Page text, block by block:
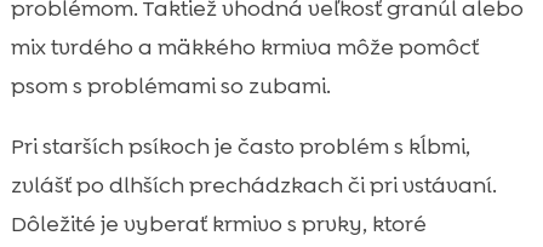
problémom. Taktiež vhodná veľkosť granúl alebo
mix tvrdého a mäkkého krmiva môže pomôcť
psom s problémami so zubami.
Pri starších psíkoch je často problém s kĺbmi,
zvlášť po dlhších prechádzkach či pri vstávaní.
Dôležité je vyberať krmivo s prvky, ktoré